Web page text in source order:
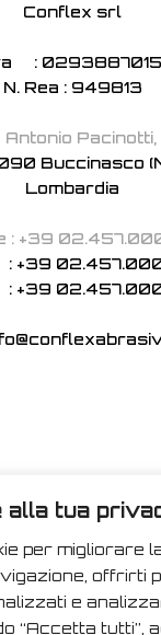
alla tua
per migliorare
offrirti
e
“Accetta tutti”,
Conflex srl
:
N. Rea : 949813
Antonio Pacinotti,
Buccinasco
Lombardia
: +39
+39